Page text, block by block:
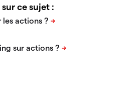
sur ce sujet :